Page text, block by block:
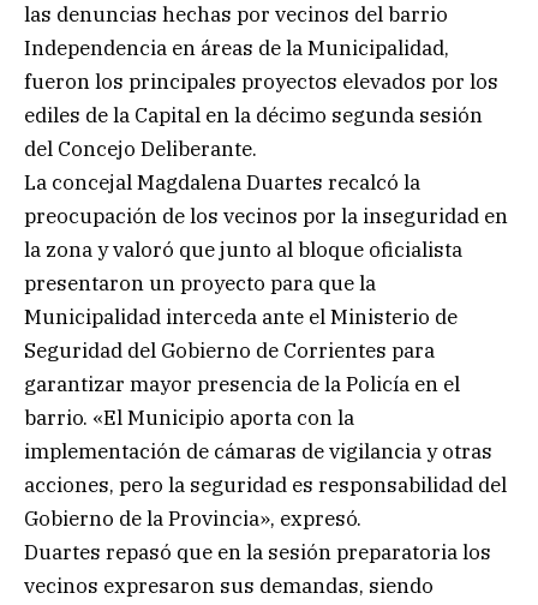
las denuncias hechas por vecinos del barrio
Independencia en áreas de la Municipalidad,
fueron los principales proyectos elevados por los
ediles de la Capital en la décimo segunda sesión
del Concejo Deliberante.
La concejal Magdalena Duartes recalcó la
preocupación de los vecinos por la inseguridad en
la zona y valoró que junto al bloque oficialista
presentaron un proyecto para que la
Municipalidad interceda ante el Ministerio de
Seguridad del Gobierno de Corrientes para
garantizar mayor presencia de la Policía en el
barrio. «El Municipio aporta con la
implementación de cámaras de vigilancia y otras
acciones, pero la seguridad es responsabilidad del
Gobierno de la Provincia», expresó.
Duartes repasó que en la sesión preparatoria los
vecinos expresaron sus demandas, siendo